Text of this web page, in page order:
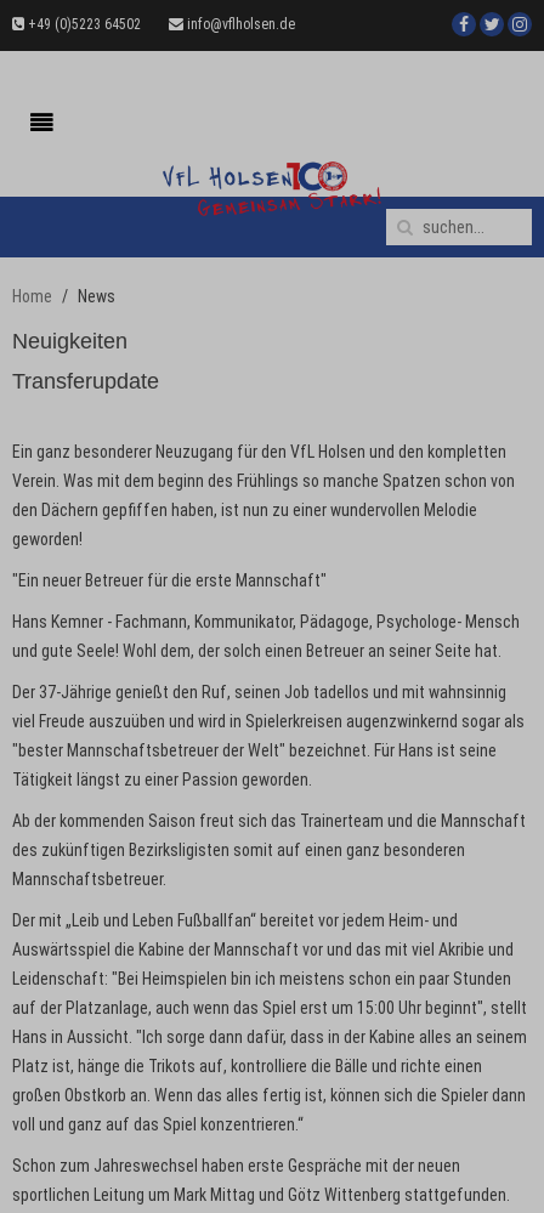
+49 (0)5223 64502 info@vflholsen.de
Home News
Neuigkeiten
Transferupdate
Ein ganz besonderer Neuzugang für den VfL Holsen und den kompletten
Verein. Was mit dem beginn des Frühlings so manche Spatzen schon von
den Dächern gepfiffen haben, ist nun zu einer wundervollen Melodie
geworden!
"Ein neuer Betreuer für die erste Mannschaft"
Hans Kemner - Fachmann, Kommunikator, Pädagoge, Psychologe- Mensch
und gute Seele! Wohl dem, der solch einen Betreuer an seiner Seite hat.
Der 37-Jährige genießt den Ruf, seinen Job tadellos und mit wahnsinnig
viel Freude auszuüben und wird in Spielerkreisen augenzwinkernd sogar als
"bester Mannschaftsbetreuer der Welt" bezeichnet. Für Hans ist seine
Tätigkeit längst zu einer Passion geworden.
Ab der kommenden Saison freut sich das Trainerteam und die Mannschaft
des zukünftigen Bezirksligisten somit auf einen ganz besonderen
Mannschaftsbetreuer.
Der mit „Leib und Leben Fußballfan“ bereitet vor jedem Heim- und
Auswärtsspiel die Kabine der Mannschaft vor und das mit viel Akribie und
Leidenschaft: "Bei Heimspielen bin ich meistens schon ein paar Stunden
auf der Platzanlage, auch wenn das Spiel erst um 15:00 Uhr beginnt", stellt
Hans in Aussicht. "Ich sorge dann dafür, dass in der Kabine alles an seinem
Platz ist, hänge die Trikots auf, kontrolliere die Bälle und richte einen
großen Obstkorb an. Wenn das alles fertig ist, können sich die Spieler dann
voll und ganz auf das Spiel konzentrieren.“
Schon zum Jahreswechsel haben erste Gespräche mit der neuen
sportlichen Leitung um Mark Mittag und Götz Wittenberg stattgefunden.